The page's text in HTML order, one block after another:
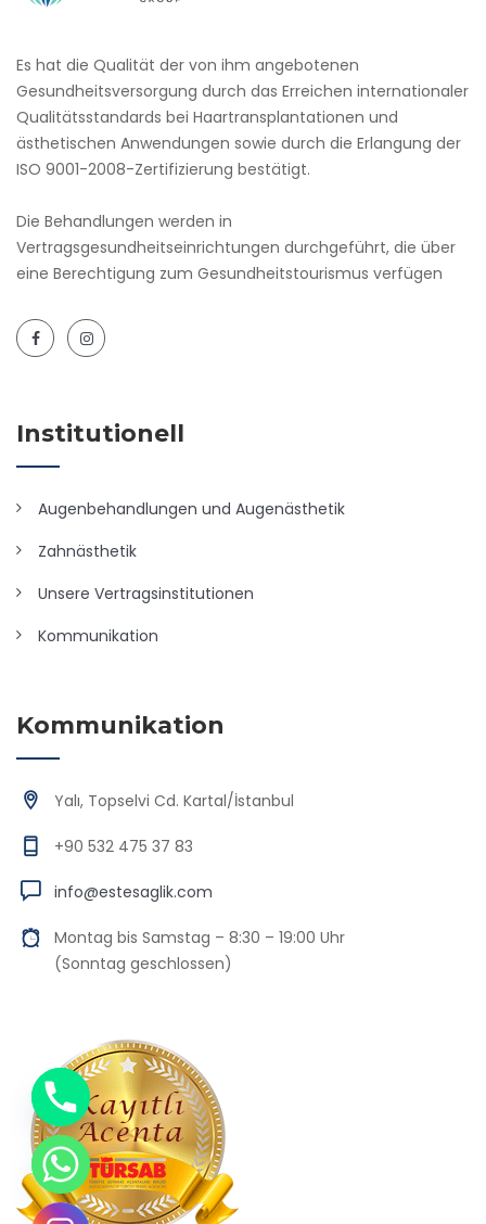
Es hat die Qualität der von ihm angebotenen
Gesundheitsversorgung durch das Erreichen internationaler
Qualitätsstandards bei Haartransplantationen und
ästhetischen Anwendungen sowie durch die Erlangung der
ISO 9001-2008-Zertifizierung bestätigt.
Die Behandlungen werden in
Vertragsgesundheitseinrichtungen durchgeführt, die über
eine Berechtigung zum Gesundheitstourismus verfügen
Institutionell
Augenbehandlungen und Augenästhetik
Zahnästhetik
Unsere Vertragsinstitutionen
Kommunikation
Kommunikation
Yalı, Topselvi Cd. Kartal/İstanbul
+90 532 475 37 83
info@estesaglik.com
Montag bis Samstag – 8:30 – 19:00 Uhr
(Sonntag geschlossen)